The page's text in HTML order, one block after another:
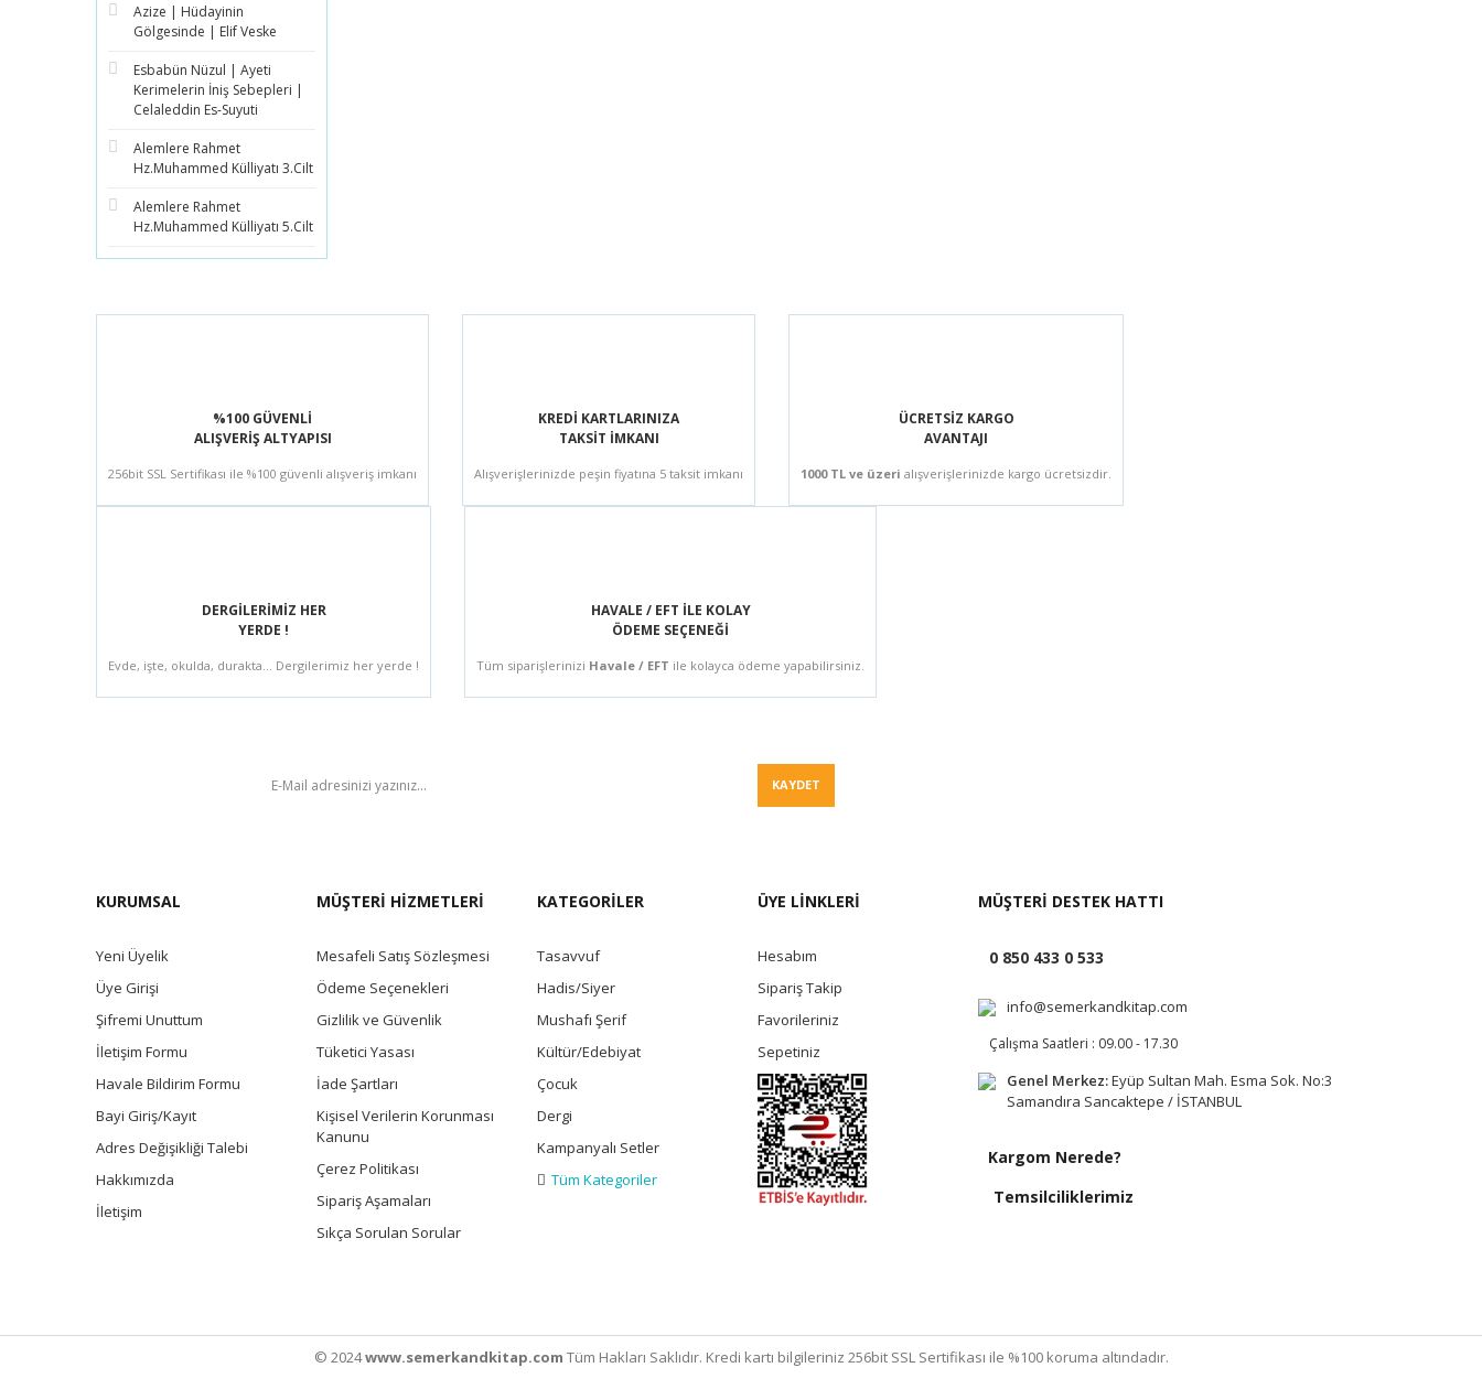
Azize | Hüdayinin
Gölgesinde | Elif Veske
Esbabün Nüzul | Ayeti
Kerimelerin İniş Sebepleri |
Celaleddin Es-Suyuti
Alemlere Rahmet
Hz.Muhammed Külliyatı 3.Cilt
Alemlere Rahmet
Hz.Muhammed Külliyatı 5.Cilt
%100 GÜVENLİ
ALIŞVERİŞ ALTYAPISI
256bit SSL Sertifikası ile %100 güvenli alışveriş imkanı
KREDİ KARTLARINIZA
TAKSİT İMKANI
Alışverişlerinizde peşin fiyatına 5 taksit imkanı
ÜCRETSİZ KARGO
AVANTAJI
1000 TL ve üzeri alışverişlerinizde kargo ücretsizdir.
DERGİLERİMİZ HER
YERDE !
Evde, işte, okulda, durakta... Dergilerimiz her yerde !
HAVALE / EFT İLE KOLAY
ÖDEME SEÇENEĞİ
Tüm siparişlerinizi Havale / EFT ile kolayca ödeme yapabilirsiniz.
KAYDET
KURUMSAL
Yeni Üyelik
Üye Girişi
Şifremi Unuttum
İletişim Formu
Havale Bildirim Formu
Bayi Giriş/Kayıt
Adres Değişikliği Talebi
Hakkımızda
İletişim
MÜŞTERİ HİZMETLERİ
Mesafeli Satış Sözleşmesi
Ödeme Seçenekleri
Gizlilik ve Güvenlik
Tüketici Yasası
İade Şartları
Kişisel Verilerin Korunması
Kanunu
Çerez Politikası
Sipariş Aşamaları
Sıkça Sorulan Sorular
KATEGORİLER
Tasavvuf
Hadis/Siyer
Mushafı Şerif
Kültür/Edebiyat
Çocuk
Dergi
Kampanyalı Setler
Tüm Kategoriler
ÜYE LİNKLERİ
Hesabım
Sipariş Takip
Favorileriniz
Sepetiniz
MÜŞTERİ DESTEK HATTI
0 850 433 0 533
info@semerkandkitap.com
Çalışma Saatleri : 09.00 - 17.30
Genel Merkez:Eyüp Sultan Mah. Esma Sok. No:3
Samandıra Sancaktepe / İSTANBUL
Kargom Nerede?
Temsilciliklerimiz
© 2024www.semerkandkitap.com Tüm Hakları Saklıdır. Kredi kartı bilgileriniz 256bit SSL Sertifikası ile %100 koruma altındadır.